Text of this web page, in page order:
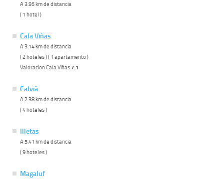
A 3.95 km de distancia
( 1 hotel )
Cala Viñas
A 3.14 km de distancia
( 2 hoteles ) ( 1 apartamento )
Valoracion Cala Viñas7.1
Calvià
A 2.38 km de distancia
( 4 hoteles )
Illetas
A 5.41 km de distancia
( 9 hoteles )
Magaluf